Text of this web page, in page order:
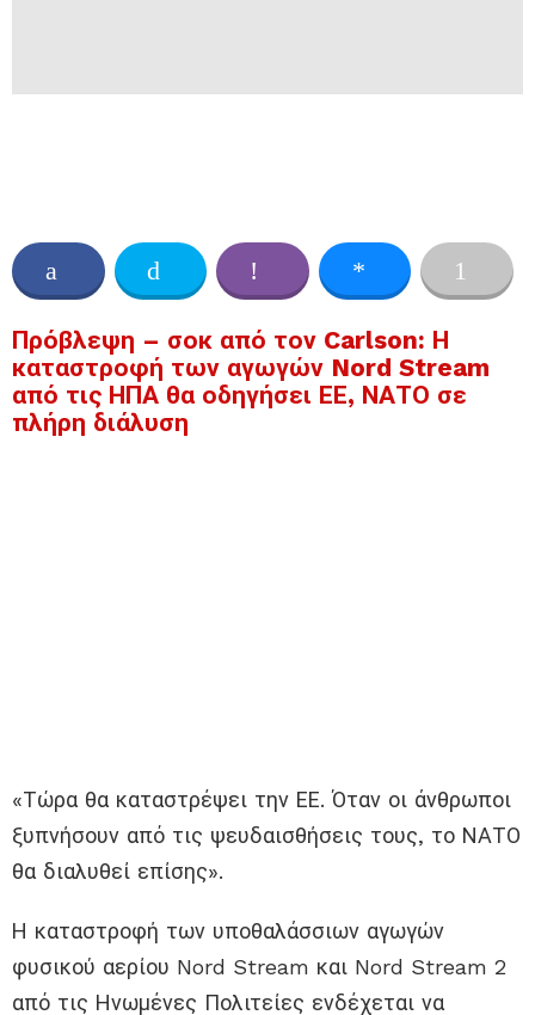
Πρόβλεψη – σοκ από τον Carlson: Η
καταστροφή των αγωγών Nord Stream
από τις ΗΠΑ θα οδηγήσει ΕΕ, ΝΑΤΟ σε
πλήρη διάλυση
«Τώρα θα καταστρέψει την ΕΕ. Όταν οι άνθρωποι
ξυπνήσουν από τις ψευδαισθήσεις τους, το ΝΑΤΟ
θα διαλυθεί επίσης».
Η καταστροφή των υποθαλάσσιων αγωγών
φυσικού αερίου Nord Stream και Nord Stream 2
από τις Ηνωμένες Πολιτείες ενδέχεται να